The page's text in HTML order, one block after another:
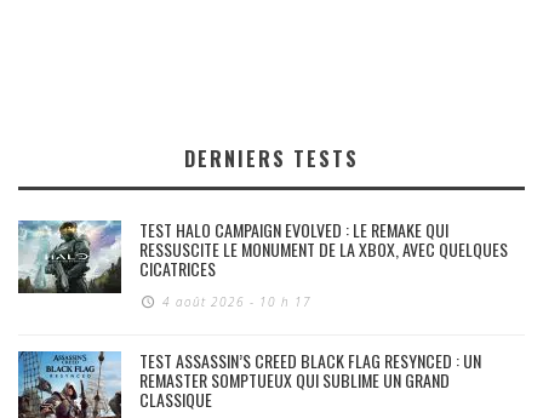
DERNIERS TESTS
TEST HALO CAMPAIGN EVOLVED : LE REMAKE QUI
RESSUSCITE LE MONUMENT DE LA XBOX, AVEC QUELQUES
CICATRICES
4 août 2026 - 10 h 17
TEST ASSASSIN’S CREED BLACK FLAG RESYNCED : UN
REMASTER SOMPTUEUX QUI SUBLIME UN GRAND
CLASSIQUE